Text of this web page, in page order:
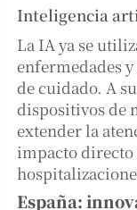
Inteligencia
La IA ya se
enfermedades
de cuidado. A
dispositivos de
extender la
impacto directo
España: